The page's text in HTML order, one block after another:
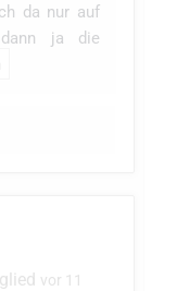
da nur auf
ja die
vor 11